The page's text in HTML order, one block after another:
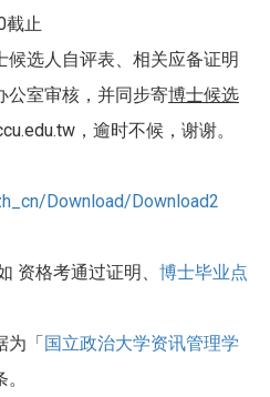
截止
候选人自评表、相关应备证明
公室审核，并同步寄博士候选
，逾时不候，谢谢。
Download/Download2
资格考通过证明、 博士毕业点
为「国立政治大学资讯管理学